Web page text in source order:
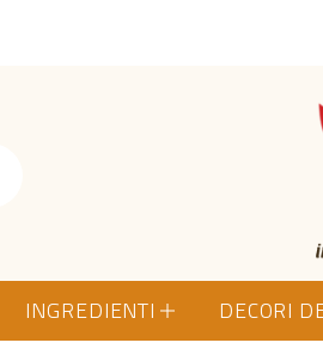
Lo
INGREDIENTI DECORI